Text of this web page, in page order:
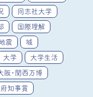
同志社大学
国際理解
震 城
大学 大学生活
阪・関西万博
知事賞